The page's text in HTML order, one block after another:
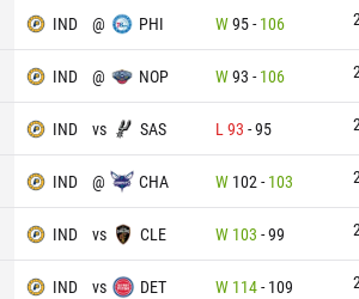
IND @ PHI W95- 106
IND @ NOP W93 - 106
IND vs SAS L 93 -95
IND @ CHA W 102 - 103
IND vs CLE W 103 -99
IND vs DET W 114- 109